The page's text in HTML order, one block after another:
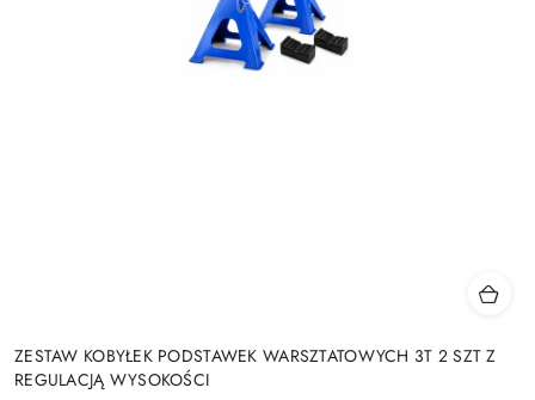
ZESTAW KOBYŁEK PODSTAWEK WARSZTATOWYCH 3T 2 SZT Z
REGULACJĄ WYSOKOŚCI